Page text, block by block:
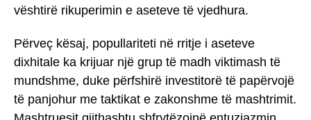
vështirë rikuperimin e aseteve të vjedhura.
Përveç kësaj, popullariteti në rritje i aseteve
dixhitale ka krijuar një grup të madh viktimash të
mundshme, duke përfshirë investitorë të papërvojë
të panjohur me taktikat e zakonshme të mashtrimit.